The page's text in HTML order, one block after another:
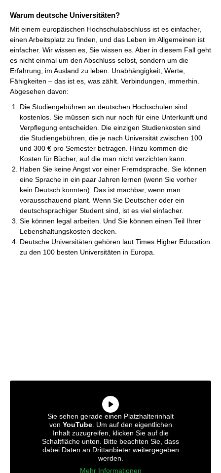
Warum deutsche Universitäten?
Mit einem europäischen Hochschulabschluss ist es einfacher,
einen Arbeitsplatz zu finden, und das Leben im Allgemeinen ist
einfacher. Wir wissen es, Sie wissen es. Aber in diesem Fall geht
es nicht einmal um den Abschluss selbst, sondern um die
Erfahrung, im Ausland zu leben. Unabhängigkeit, Werte,
Fähigkeiten – das ist es, was zählt. Verbindungen, immerhin.
Abgesehen davon:
Die Studiengebühren an deutschen Hochschulen sind
kostenlos. Sie müssen sich nur noch für eine Unterkunft und
Verpflegung entscheiden. Die einzigen Studienkosten sind
die Studiengebühren, die je nach Universität zwischen 100
und 300 € pro Semester betragen. Hinzu kommen die
Kosten für Bücher, auf die man nicht verzichten kann.
Haben Sie keine Angst vor einer Fremdsprache. Sie können
eine Sprache in ein paar Jahren lernen (wenn Sie vorher
kein Deutsch konnten). Das ist machbar, wenn man
vorausschauend plant. Wenn Sie Deutscher oder ein
deutschsprachiger Student sind, ist es viel einfacher.
Sie können legal arbeiten. Und Sie können einen Teil Ihrer
Lebenshaltungskosten decken.
Deutsche Universitäten gehören laut Times Higher Education
zu den 100 besten Universitäten in Europa.
Sie sehen gerade einen Platzhalterinhalt
von YouTube. Um auf den eigentlichen
Inhalt zuzugreifen, klicken Sie auf die
Schaltfläche unten. Bitte beachten Sie, dass
dabei Daten an Drittanbieter weitergegeben
werden.
Mehr Informationen